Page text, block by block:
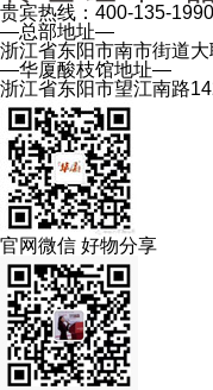
贵宾热线： 400-135-1990
—总部地址—
浙江省东阳市南市街道
—华厦酸枝馆地址—
浙江省东阳市望江南路
官网微信 好物分享